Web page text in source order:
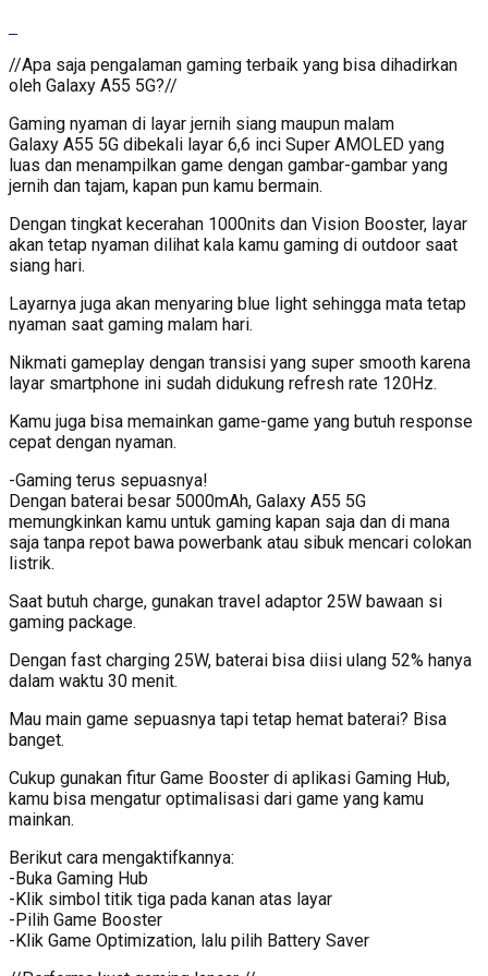
//Apa saja pengalaman gaming terbaik yang bisa dihadirkan
oleh Galaxy A55 5G?//
Gaming nyaman di layar jernih siang maupun malam
Galaxy A55 5G dibekali layar 6,6 inci Super AMOLED yang
luas dan menampilkan game dengan gambar-gambar yang
jernih dan tajam, kapan pun kamu bermain.
Dengan tingkat kecerahan 1000nits dan Vision Booster, layar
akan tetap nyaman dilihat kala kamu gaming di outdoor saat
siang hari.
Layarnya juga akan menyaring blue light sehingga mata tetap
nyaman saat gaming malam hari.
Nikmati gameplay dengan transisi yang super smooth karena
layar smartphone ini sudah didukung refresh rate 120Hz.
Kamu juga bisa memainkan game-game yang butuh response
cepat dengan nyaman.
-Gaming terus sepuasnya!
Dengan baterai besar 5000mAh, Galaxy A55 5G
memungkinkan kamu untuk gaming kapan saja dan di mana
saja tanpa repot bawa powerbank atau sibuk mencari colokan
listrik.
Saat butuh charge, gunakan travel adaptor 25W bawaan si
gaming package.
Dengan fast charging 25W, baterai bisa diisi ulang 52% hanya
dalam waktu 30 menit.
Mau main game sepuasnya tapi tetap hemat baterai? Bisa
banget.
Cukup gunakan fitur Game Booster di aplikasi Gaming Hub,
kamu bisa mengatur optimalisasi dari game yang kamu
mainkan.
Berikut cara mengaktifkannya:
-Buka Gaming Hub
-Klik simbol titik tiga pada kanan atas layar
-Pilih Game Booster
-Klik Game Optimization, lalu pilih Battery Saver